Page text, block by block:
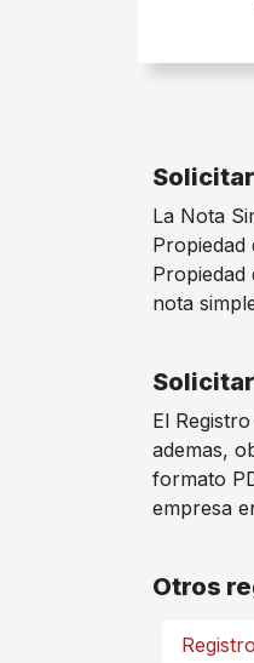
La Nota
nota
El
ademas,
formato
empresa
Otros